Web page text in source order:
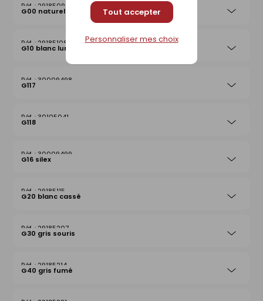
Tout accepter
Personnaliser mes choix
29185092
G00 naturel
29185108
G10 blanc lumière
30009498
G117
30105041
G118
30009499
G16 silex
29185115
G20 blanc cassé
29185207
G30 gris souris
29185214
G40 gris fumé